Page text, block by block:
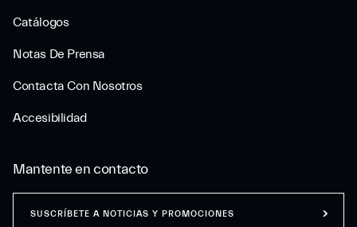
Catálogos
Notas De Prensa
Contacta Con Nosotros
Accesibilidad
Mantente en contacto
SUSCRÍBETE A NOTICIAS Y PROMOCIONES